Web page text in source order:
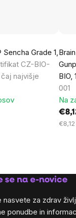
Grade 1,
CZ-BIO-
najvišje
BIO,
001
Na
Cena
se na e-novice
nasvete za zdrav
ponudbe in